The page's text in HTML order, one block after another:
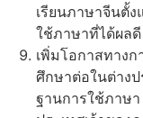
เรียนภาษาจีนตั้ง
ใช้ภาษาที่ได้ผลดี
เพิ่มโอกาสทางก
ศึกษาต่อในต่าง
ฐานการใช้ภาษ